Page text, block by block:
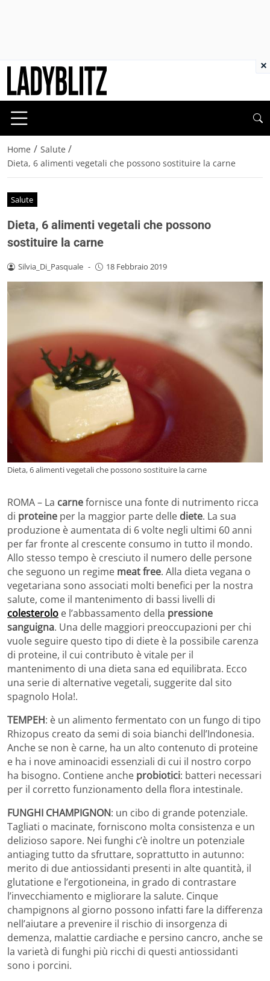
Home / Salute /
Dieta, 6 alimenti vegetali che possono sostituire la carne
Salute
Dieta, 6 alimenti vegetali che possono
sostituire la carne
Silvia_Di_Pasquale - 18 Febbraio 2019
Dieta, 6 alimenti vegetali che possono sostituire la carne
ROMA – La carnefornisce una fonte di nutrimento ricca
di proteine per la maggior parte delle diete. La sua
produzione è aumentata di 6 volte negli ultimi 60 anni
per far fronte al crescente consumo in tutto il mondo.
Allo stesso tempo è cresciuto il numero delle persone
che seguono un regime meat free. Alla dieta vegana o
vegetariana sono associati molti benefici per la nostra
salute, come il mantenimento di bassi livelli di
colesterolo e l’abbassamento della pressione
sanguigna. Una delle maggiori preoccupazioni per chi
vuole seguire questo tipo di diete è la possibile carenza
di proteine, il cui contributo è vitale per il
mantenimento di una dieta sana ed equilibrata. Ecco
una serie di alternative vegetali, suggerite dal sito
spagnolo Hola!.
TEMPEH: è un alimento fermentato con un fungo di tipo
Rhizopus creato da semi di soia bianchi dell’Indonesia.
Anche se non è carne, ha un alto contenuto di proteine ​​
e ha i nove aminoacidi essenziali di cui il nostro corpo
ha bisogno. Contiene anche probiotici: batteri necessari
per il corretto funzionamento della flora intestinale.
FUNGHI CHAMPIGNON: un cibo di grande potenziale.
Tagliati o macinate, forniscono molta consistenza e un
delizioso sapore. Nei funghi c’è inoltre un potenziale
antiaging tutto da sfruttare, soprattutto in autunno:
merito di due antiossidanti presenti in alte quantità, il
glutatione e l’ergotioneina, in grado di contrastare
l’invecchiamento e migliorare la salute. Cinque
champignons al giorno possono infatti fare la differenza
nell’aiutare a prevenire il rischio di insorgenza di
demenza, malattie cardiache e persino cancro, anche se
la varietà di funghi più ricchi di questi antiossidanti
sono i porcini.
×